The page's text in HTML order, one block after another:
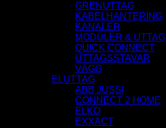
GRENUTTAG
KABELHANTERING
KANALER
MODULER & UTTAG
QUICK CONNECT
UTTAGSSTAVAR
VÄGG
ELUTTAG
ABB JUSSI
CONNECT 2 HOME
ELKO
EXXACT